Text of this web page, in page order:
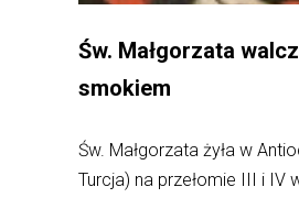
Św. Małgorzata
smokiem
Św. Małgorzata żyła w
Turcja) na przełomie III i IV